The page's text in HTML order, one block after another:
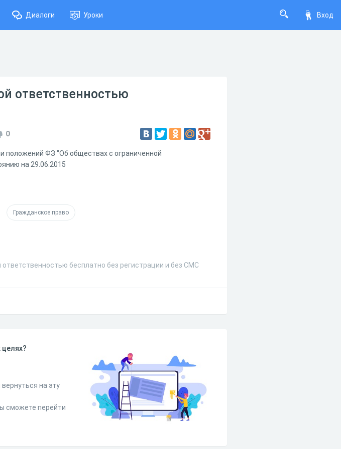
Вход
Диалоги Уроки
ответственностью
0
положений ФЗ "Об обществах с ограниченной
на 29.06.2015
Гражданское право
бесплатно без регистрации и без СМС
целях?
на эту
сможете перейти